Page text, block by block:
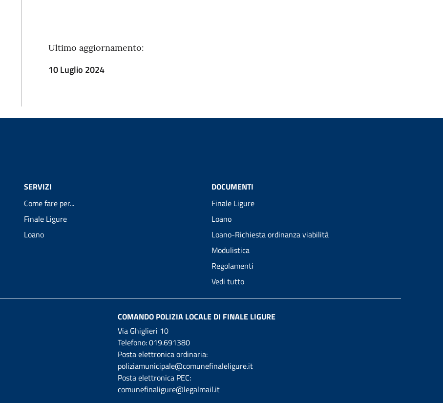
Ultimo aggiornamento:
10 Luglio 2024
SERVIZI
Come fare per...
Finale Ligure
Loano
DOCUMENTI
Finale Ligure
Loano
Loano-Richiesta ordinanza viabilità
Modulistica
Regolamenti
Vedi tutto
COMANDO POLIZIA LOCALE DI FINALE LIGURE
Via Ghiglieri 10
Telefono:019.691380
Posta elettronica ordinaria:
poliziamunicipale@comunefinaleligure.it
Posta elettronica PEC:
comunefinaligure@legalmail.it